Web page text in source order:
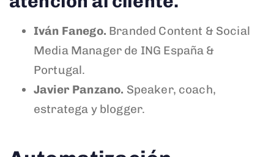
Iván Fanego. Branded Content & Social
Media Manager de ING España &
Portugal.
Javier Panzano. Speaker, coach,
estratega y blogger.